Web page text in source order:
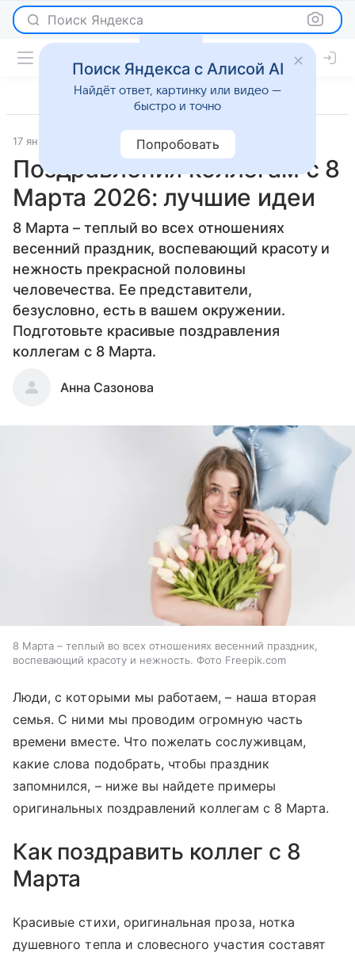
Поиск Яндекса
17 января 2024 О важном
Поздравления коллегам с 8
Марта 2026: лучшие идеи
8 Марта – теплый во всех отношениях
весенний праздник, воспевающий красоту и
нежность прекрасной половины
человечества. Ее представители,
безусловно, есть в вашем окружении.
Подготовьте красивые поздравления
коллегам с 8 Марта.
Анна Сазонова
8 Марта – теплый во всех отношениях весенний праздник,
воспевающий красоту и нежность. Фото Freepik.com
Люди, с которыми мы работаем, – наша вторая
семья. С ними мы проводим огромную часть
времени вместе. Что пожелать сослуживцам,
какие слова подобрать, чтобы праздник
запомнился, – ниже вы найдете примеры
оригинальных поздравлений коллегам с 8 Марта.
Как поздравить коллег с 8
Марта
Красивые стихи, оригинальная проза, нотка
душевного тепла и словесного участия составят
Поиск Яндекса с Алисой AI
Найдёт ответ, картинку или видео —
быстро и точно
Попробовать